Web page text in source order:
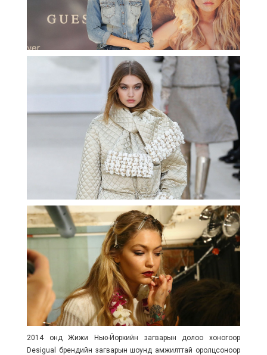
2014 онд Жижи Нью-Йоркийн загварын долоо хоногоор
Desigual брендийн загварын шоунд амжилттай оролцсоноор